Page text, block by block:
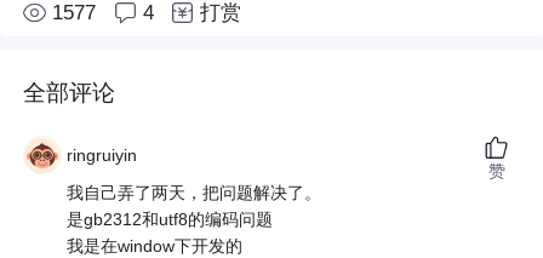
1577 4 打赏
全部评论
ringruiyin
我自己弄了两天，把问题解决了。
是gb2312和utf8的编码问题
我是在window下开发的
赞